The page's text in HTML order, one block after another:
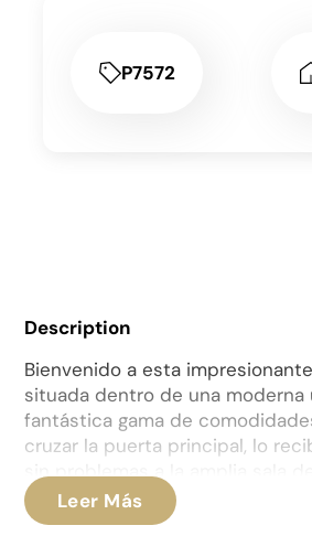
P7572
Description
Bienvenido a esta
situada dentro de una
fantástica gama de
cruzar la puerta principal, lo
sin problemas a la amplia sala
espacio amplio y luminoso es
para entretenimiento relajado,
Leer Más